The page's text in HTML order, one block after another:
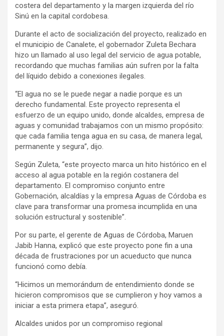
costera del departamento y la margen izquierda del río
Sinú en la capital cordobesa.
Durante el acto de socialización del proyecto, realizado en
el municipio de Canalete, el gobernador Zuleta Bechara
hizo un llamado al uso legal del servicio de agua potable,
recordando que muchas familias aún sufren por la falta
del líquido debido a conexiones ilegales.
“El agua no se le puede negar a nadie porque es un
derecho fundamental. Este proyecto representa el
esfuerzo de un equipo unido, donde alcaldes, empresa de
aguas y comunidad trabajamos con un mismo propósito:
que cada familia tenga agua en su casa, de manera legal,
permanente y segura”, dijo.
Según Zuleta, “este proyecto marca un hito histórico en el
acceso al agua potable en la región costanera del
departamento. El compromiso conjunto entre
Gobernación, alcaldías y la empresa Aguas de Córdoba es
clave para transformar una promesa incumplida en una
solución estructural y sostenible”.
Por su parte, el gerente de Aguas de Córdoba, Maruen
Jabib Hanna, explicó que este proyecto pone fin a una
década de frustraciones por un acueducto que nunca
funcionó como debía.
“Hicimos un memorándum de entendimiento donde se
hicieron compromisos que se cumplieron y hoy vamos a
iniciar a esta primera etapa”, aseguró.
Alcaldes unidos por un compromiso regional